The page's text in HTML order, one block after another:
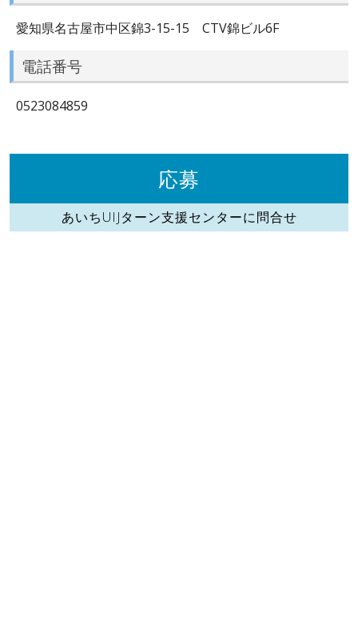
愛知県名古屋市中区錦3-15-15 CTV錦ビル6F
電話番号
0523084859
応募
あいちUIJターン支援センターに問合せ